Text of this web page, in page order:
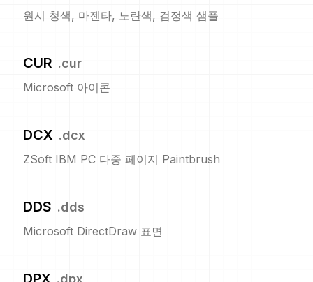
원시 청색, 마젠타, 노란색, 검정색 샘플
CUR .cur
Microsoft 아이콘
DCX .dcx
ZSoft IBM PC 다중 페이지 Paintbrush
DDS .dds
Microsoft DirectDraw 표면
DPX .dpx